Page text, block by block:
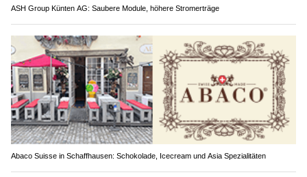
ASH Group Künten AG: Saubere Module, höhere Stromerträge
Abaco Suisse in Schaffhausen: Schokolade, Icecream und Asia Spezialitäten